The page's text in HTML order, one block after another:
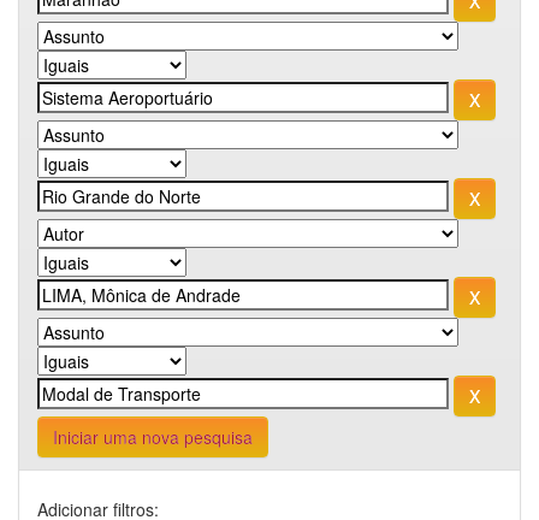
Iniciar uma nova pesquisa
Adicionar filtros: